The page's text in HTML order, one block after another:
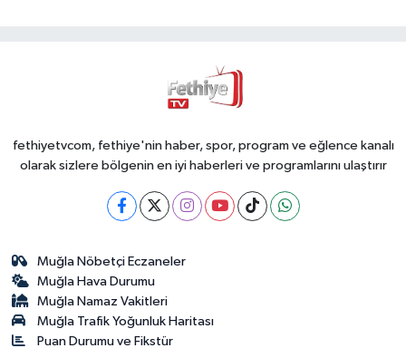
fethiyetvcom, fethiye'nin haber, spor, program ve eğlence kanalı
olarak sizlere bölgenin en iyi haberleri ve programlarını ulaştırır
Muğla Nöbetçi Eczaneler
Muğla Hava Durumu
Muğla Namaz Vakitleri
Muğla Trafik Yoğunluk Haritası
Puan Durumu ve Fikstür